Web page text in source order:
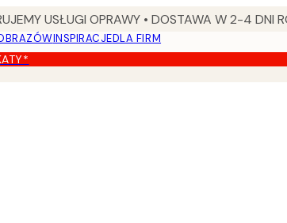
USŁUGI OPRAWY • DOSTAWA W 2-4 DNI
INSPIRACJEDLA FIRM